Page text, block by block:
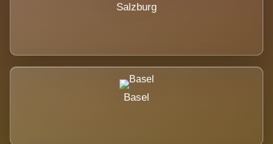
Salzburg
Basel